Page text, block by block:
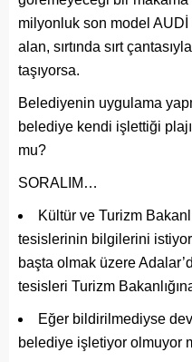
milyonluk son model AUDİ
alan, sırtında sırt
taşıyorsa.
Belediyenin uygulama
belediye kendi işlettiği
mu?
SORALIM…
Kültür ve Turizm
tesislerinin bilgilerini
başta olmak üzere
tesisleri Turizm
Eğer bildirilmediyse
belediye işletiyor olmuyor